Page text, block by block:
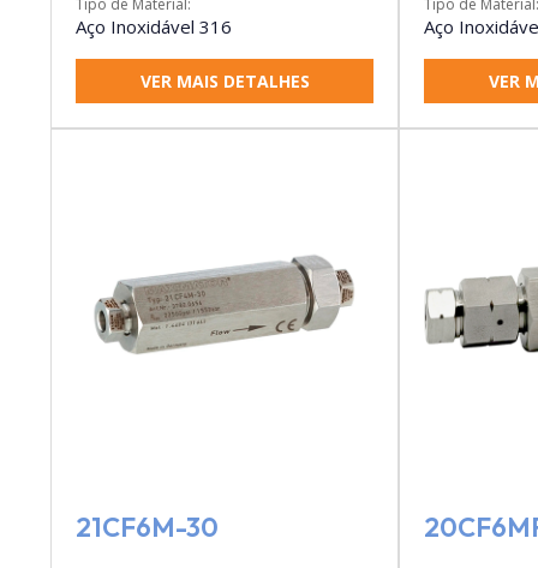
Tipo de Material:
Aço Inoxidável 316
VER MAIS DETALHES
Tipo de Material:
Aço
VER
21CF6M-30